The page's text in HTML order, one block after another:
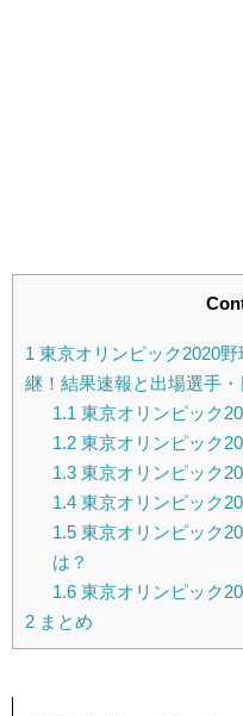
1 東京オリンピック2020
継！結果速報と出場選手
1.1 東京オリンピック
1.2東京オリンピック
1.3東京オリンピック
1.4東京オリンピック
1.5東京オリンピック
は？
1.6東京オリンピック
2 まとめ